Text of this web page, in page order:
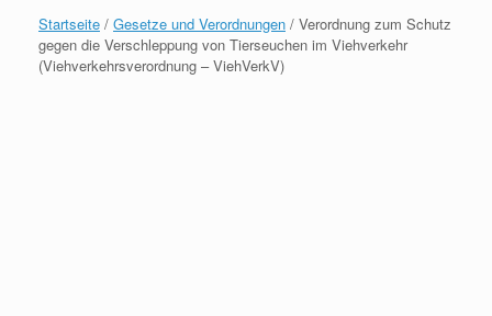
Startseite / Gesetze und Verordnungen / Verordnung zum Schutz
gegen die Verschleppung von Tierseuchen im Viehverkehr
(Viehverkehrsverordnung – ViehVerkV)